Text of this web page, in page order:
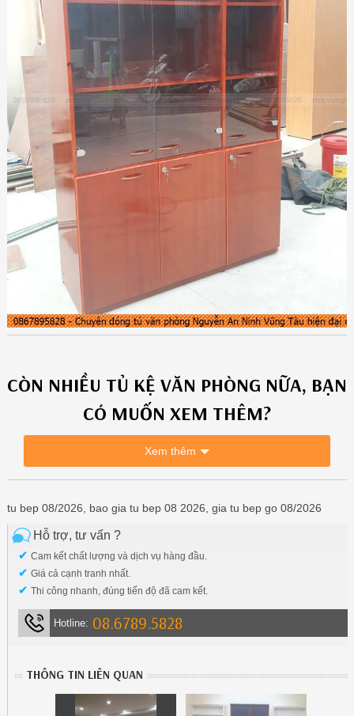
CÒN NHIỀU TỦ KỆ VĂN PHÒNG NỮA, BẠN
CÓ MUỐN XEM THÊM?
Xem thêm
tu bep 08/2026, bao gia tu bep 08 2026, gia tu bep go 08/2026
Hỗ trợ, tư vấn ?
✔ Cam kết chất lượng và dịch vụ hàng đầu.
✔ Giá cả cạnh tranh nhất.
✔ Thi công nhanh, đúng tiến độ đã cam kết.
Hotline: 08.6789.5828
THÔNG TIN LIÊN QUAN